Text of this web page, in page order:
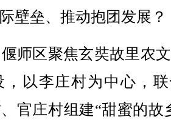
壁垒、推动抱团发展？
区聚焦玄奘故里农
，以李庄村为中心，
官庄村组建“甜蜜的故